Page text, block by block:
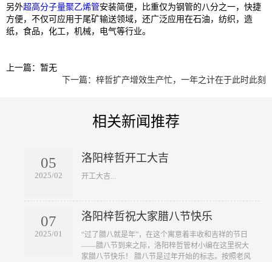
另外超高分子量聚乙烯管安装简便，比重仅为钢管的八分之一，快捷
方便，不仅可应用于尾矿输送领域，还广泛应用在石油，纺织，造
纸，食品，化工，机械，电气等行业。
上一篇：暂无
下一篇：梓哲扩产增效生产忙，一年之计在于此时此刻
相关新闻推荐
05
2025/02
洛阳梓哲开工大吉
​开工大吉...
07
2025/01
洛阳梓哲祝大家腊八节快乐
​“过了腊八就是年”，在这个寓意着丰收和吉祥的节日
——腊八节到来之际，洛阳梓哲管材小编在这里祝大
家腊八节快乐！ 腊八节是过年开始的标志。按照老风